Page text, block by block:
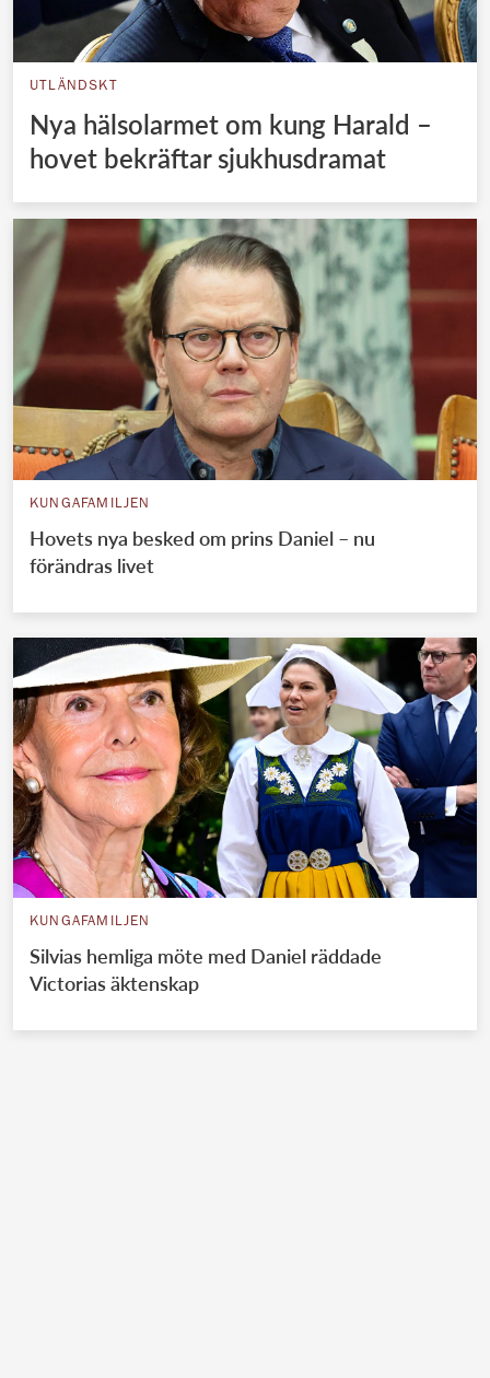
UTLÄNDSKT
Nya hälsolarmet om kung Harald –
hovet bekräftar sjukhusdramat
KUNGAFAMILJEN
Hovets nya besked om prins Daniel – nu
förändras livet
KUNGAFAMILJEN
Silvias hemliga möte med Daniel räddade
Victorias äktenskap